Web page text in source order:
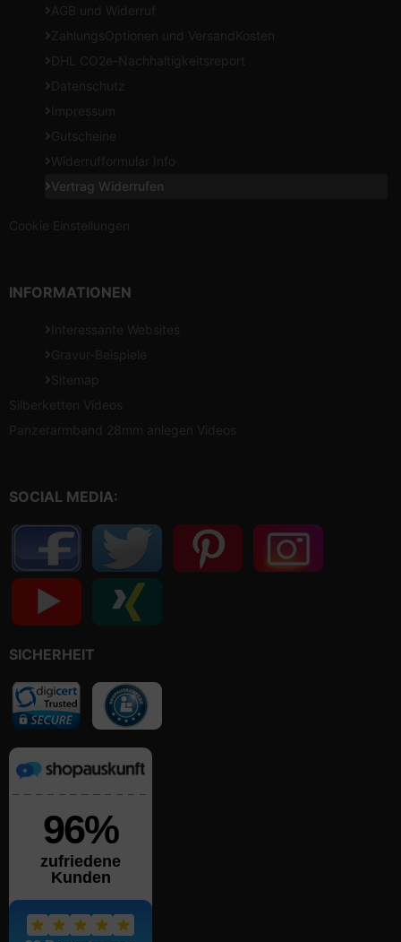
AGB und Widerruf
ZahlungsOptionen und VersandKosten
DHL CO2e-Nachhaltigkeitsreport
Datenschutz
Impressum
Gutscheine
Widerrufformular Info
Vertrag Widerrufen
Cookie Einstellungen
INFORMATIONEN
Interessante Websites
Gravur-Beispiele
Sitemap
Silberketten Videos
Panzerarmband 28mm anlegen Videos
SOCIAL MEDIA:
SICHERHEIT